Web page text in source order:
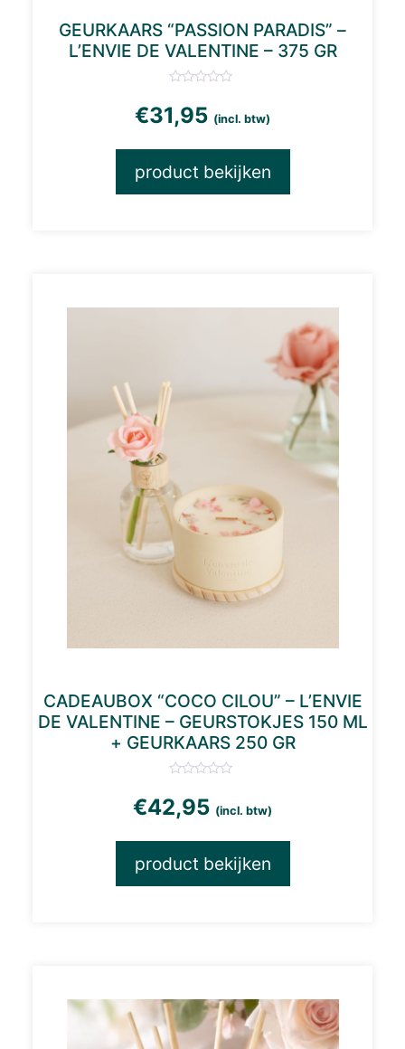
GEURKAARS “PASSION PARADIS” –
L’ENVIE DE VALENTINE – 375 GR
€31,95 (incl. btw)
product bekijken
CADEAUBOX “COCO CILOU” – L’ENVIE
DE VALENTINE – GEURSTOKJES 150 ML
+ GEURKAARS 250 GR
€42,95 (incl. btw)
product bekijken